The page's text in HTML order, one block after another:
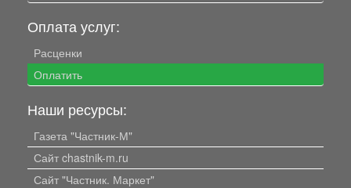
Оплата услуг:
Расценки
Оплатить
Наши ресурсы:
Газета "Частник-М"
Сайт chastnik-m.ru
Сайт "Частник. Маркет"